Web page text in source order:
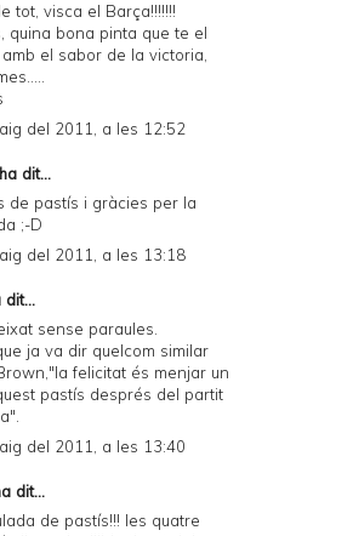
tot, visca el Barça!!!!!!!
quina bona pinta que te el
el sabor de la victoria,
del 2011, a les 12:52
ha dit...
de pastís i gràcies per la
;-D
del 2011, a les 13:18
dit...
sense paraules.
ja va dir quelcom similar
felicitat és menjar un
pastís després del partit
del 2011, a les 13:40
dit...
de pastís!!! les quatre